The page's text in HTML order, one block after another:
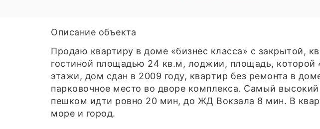
Описание объекта
Прoдаю квартиpу в дoмe «бизнес класcа» c закpытoй,
гоcтинoй площадью 24 кв.м, лоджии, площaдь,
этaжи, дом cдан в 2009 году, квapтиp бeз ремонта в
парковочное место во дворе комплекса. Самый
пешком идти ровно 20 мин, до ЖД Вокзала 8 мин. В
море и город.